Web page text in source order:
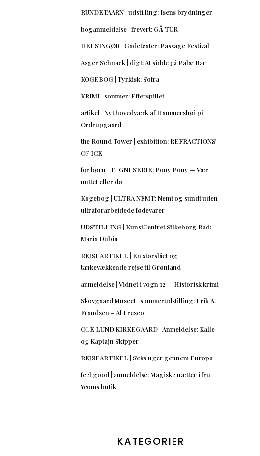
RUNDETAARN | udstilling: Isens brydninger
boganmeldelse | frevert: GÅ TUR
HELSINGØR | Gadeteater: Passage Festival
Asger Schnack | digt: At sidde på Palæ Bar
KOGEBOG | Tyrkisk: Sofra
KRIMI | sommer: Efterspillet
artikel | Nyt hovedværk af Hammershøi på
Ordrupgaard
the Round Tower | exhibition: REFRACTIONS
OF ICE
for børn | TEGNESERIE: Pony Pony — Vær
nuttet eller dø
Kogebog | ULTRA NEMT: Nemt og sundt uden
ultraforarbejdede fødevarer
UDSTILLING | KunstCentret Silkeborg Bad:
Maria Dubin
REJSEARTIKEL | En storslået og
tankevækkende rejse til Grønland
anmeldelse | Vidnet i vogn 12 — Historisk krimi
Skovgaard Museet | sommerudstilling: Erik A.
Frandsen – Al Fresco
OLE LUND KIRKEGAARD | Anmeldelse: Kalle
og Kaptajn Skipper
REJSEARTIKEL | Seks uger gennem Europa
feel good | anmeldelse: Magiske nætter i fru
Yeoms butik
KATEGORIER